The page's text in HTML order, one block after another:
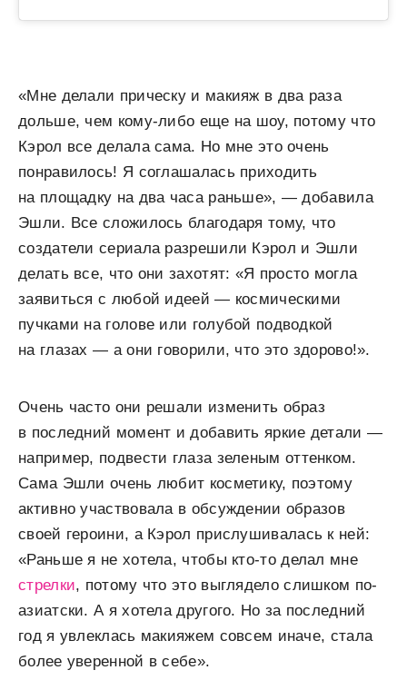
«Мне делали прическу и макияж в два раза
дольше, чем кому-либо еще на шоу, потому что
Кэрол все делала сама. Но мне это очень
понравилось! Я соглашалась приходить
на площадку на два часа раньше», — добавила
Эшли. Все сложилось благодаря тому, что
создатели сериала разрешили Кэрол и Эшли
делать все, что они захотят: «Я просто могла
заявиться с любой идеей — космическими
пучками на голове или голубой подводкой
на глазах — а они говорили, что это здорово!».
Очень часто они решали изменить образ
в последний момент и добавить яркие детали —
например, подвести глаза зеленым оттенком.
Сама Эшли очень любит косметику, поэтому
активно участвовала в обсуждении образов
своей героини, а Кэрол прислушивалась к ней:
«Раньше я не хотела, чтобы кто-то делал мне
стрелки, потому что это выглядело слишком по-
азиатски. А я хотела другого. Но за последний
год я увлеклась макияжем совсем иначе, стала
более уверенной в себе».